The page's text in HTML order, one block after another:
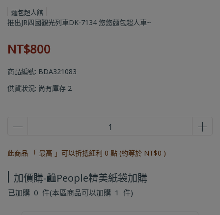
麵包超人館
推出JR四國觀光列車DK-7134 悠悠麵包超人車~
NT$800
商品編號: BDA321083
供貨狀況: 尚有庫存 2
此商品 「 最高 」可以折抵紅利 0 點 (約等於 NT$0 )
加價購-🛍️People精美紙袋加購
已加購 0 件(本區商品可以加購 1 件)